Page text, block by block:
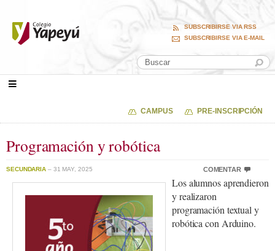
SUBSCRIBIRSE VIA RSS
SUBSCRIBIRSE VIA E-MAIL
CAMPUS PRE-INSCRIPCIÓN
Programación y robótica
SECUNDARIA – 31 MAY, 2025 COMENTAR
Los alumnos aprendieron
y realizaron
programación textual y
robótica con Arduino.